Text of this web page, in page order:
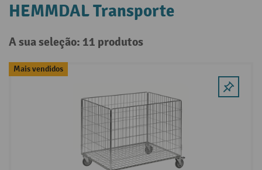
HEMMDAL Transporte
A sua seleção: 11 produtos
Mais vendidos